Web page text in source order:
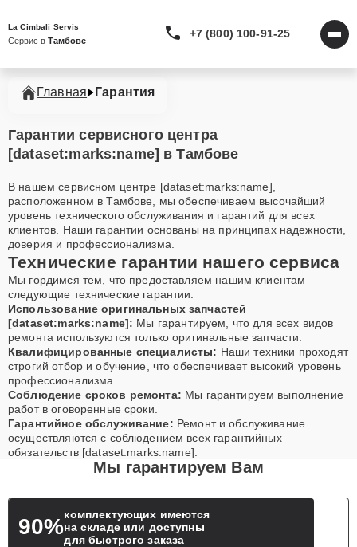
La Cimbali Servis
Сервис в Тамбове
+7 (800) 100-91-25
Главная Гарантия
Гарантии сервисного центра
[dataset:marks:name] в Тамбове
В нашем сервисном центре [dataset:marks:name],
расположенном в Тамбове, мы обеспечиваем высочайший
уровень технического обслуживания и гарантий для всех
клиентов. Наши гарантии основаны на принципах надежности,
доверия и профессионализма.
Технические гарантии нашего сервиса
Мы гордимся тем, что предоставляем нашим клиентам
следующие технические гарантии:
Использование оригинальных запчастей
[dataset:marks:name]: Мы гарантируем, что для всех видов
ремонта используются только оригинальные запчасти.
Квалифицированные специалисты: Наши техники проходят
строгий отбор и обучение, что обеспечивает высокий уровень
профессионализма.
Соблюдение сроков ремонта: Мы гарантируем выполнение
работ в оговоренные сроки.
Гарантийное обслуживание: Ремонт и обслуживание
осуществляются с соблюдением всех гарантийных
обязательств [dataset:marks:name].
Мы гарантируем Вам
90%комплектующих имеются
на складе или доступны
для быстрого заказа